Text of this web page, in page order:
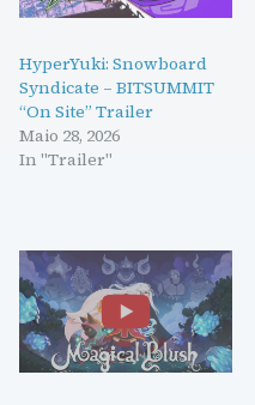
HyperYuki: Snowboard
Syndicate – BITSUMMIT
“On Site” Trailer
Maio 28, 2026
In "Trailer"